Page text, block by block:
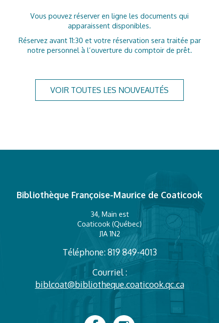
Vous pouvez réserver en ligne les documents qui
apparaissent disponibles.
Réservez avant 11:30 et votre réservation sera traitée par
notre personnel à l’ouverture du comptoir de prêt.
VOIR TOUTES LES NOUVEAUTÉS
Bibliothèque Françoise-Maurice de Coaticook
34, Main est
Coaticook (Québec)
J1A 1N2
Téléphone: 819 849-4013
Courriel :
biblcoat@bibliotheque.coaticook.qc.ca